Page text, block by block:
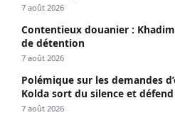
7 août 2026
Contentieux douanier :
de détention
7 août 2026
Polémique sur les demandes
Kolda sort du silence et
7 août 2026